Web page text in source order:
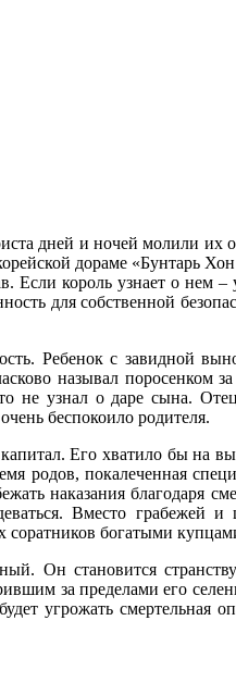
дней и ночей молили их
дораме «Бунтарь
Если король узнает о нем
для собственной
Ребенок с завидной
называл поросенком
не узнал о даре сына.
беспокоило родителя.
Его хватило бы на
родов, покалеченная
наказания благодаря
Вместо грабежей
соратников богатыми
Он становится
за пределами его
угрожать смертельная